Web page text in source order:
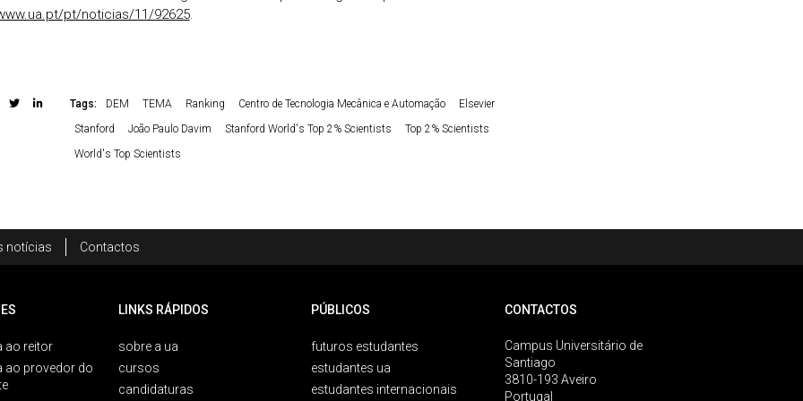
pt/noticias/11/92625.
Tags: DEM TEMA Ranking Centro de Tecnologia Mecânica e Automação
Elsevier
Stanford
João Paulo Davim Stanford World's Top 2% Scientists
Top 2% Scientists
World's Top Scientists
notícias Contactos
ao reitor
ao provedor do
LINKS RÁPIDOS
sobre a ua
cursos
candidaturas
PÚBLICOS
futuros estudantes
estudantes ua
estudantes internacionais
CONTACTOS
Campus Universitário de
Santiago
3810-193 Aveiro
Portugal